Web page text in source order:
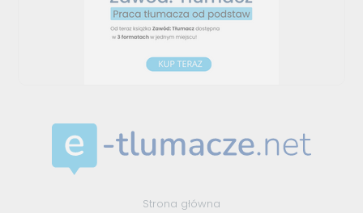
Strona główna